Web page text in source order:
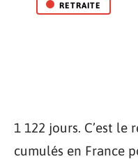
RETRAITE
1 122 jours. C’est le
cumulés en France